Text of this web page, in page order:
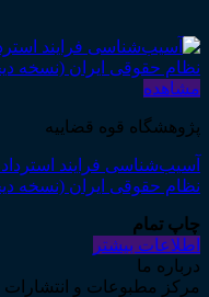
مشاهده
پژوهشگاه قوه قضاییه
آسیب‌شناسی فرایند استرداد
نظام حقوقی ایران (نسخه
چاپ تمام
اطلاعات بیشتر
درباره ما
مرکز مطبوعات و انتشارات